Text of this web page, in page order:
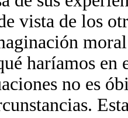
vista de los
haríamos en
no es